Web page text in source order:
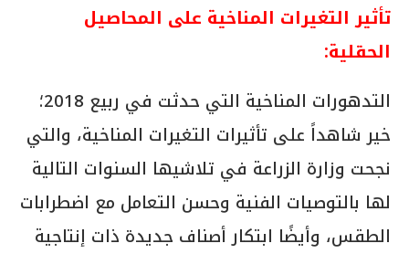
تأثير التغيرات المناخية على المحاصيل
الحقلية:
التدهورات المناخية التي حدثت في ربيع 2018؛
خير شاهداً على تأثيرات التغيرات المناخية، والتي
نجحت وزارة الزراعة في تلاشيها السنوات التالية
لها بالتوصيات الفنية وحسن التعامل مع اضطرابات
الطقس، وأيضًا ابتكار أصناف جديدة ذات إنتاجية